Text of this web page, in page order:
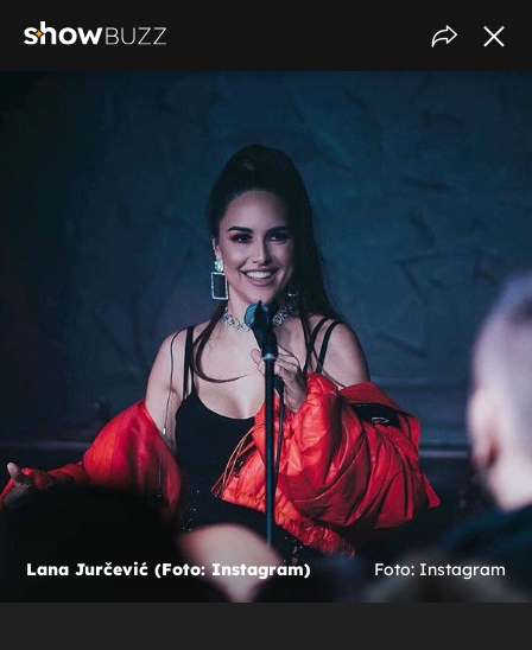
Lana Jurčević (Foto: Instagram) Foto: Instagram